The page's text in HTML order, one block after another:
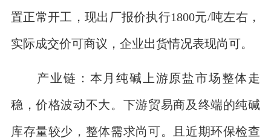
置正常开工，现出厂报价执行1800元/吨左右，
实际成交价可商议，企业出货情况表现尚可。
产业链：本月纯碱上游原盐市场整体走
稳，价格波动不大。下游贸易商及终端的纯碱
库存量较少，整体需求尚可。且近期环保检查